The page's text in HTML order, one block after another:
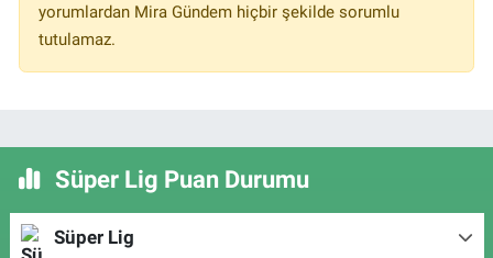
yorumlardan Mira Gündem hiçbir şekilde sorumlu
tutulamaz.
Süper Lig Puan Durumu
Süper Lig